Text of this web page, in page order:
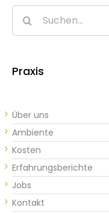
Suche
nach:
Praxis
Über uns
Ambiente
Kosten
Erfahrungsberichte
Jobs
Kontakt